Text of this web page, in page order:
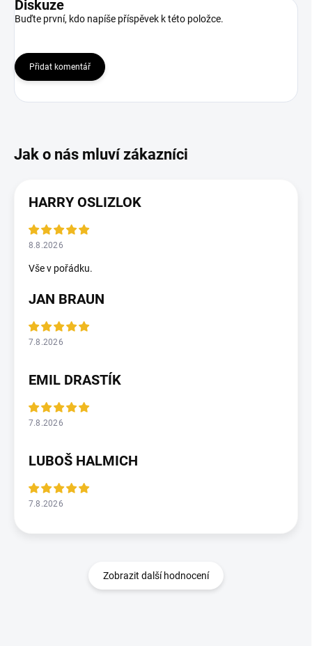
Diskuze
Buďte první, kdo napíše příspěvek k této položce.
Přidat komentář
HARRY OSLIZLOK
8.8.2026
Vše v pořádku.
JAN BRAUN
7.8.2026
EMIL DRASTÍK
7.8.2026
LUBOŠ HALMICH
7.8.2026
Zobrazit další hodnocení